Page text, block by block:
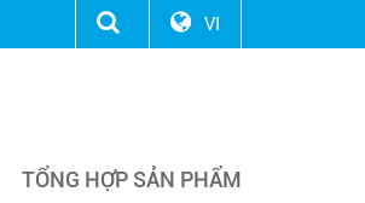
VI
TỔNG HỢP SẢN PHẨM